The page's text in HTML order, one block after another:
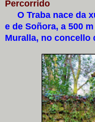
Percorrido
O Traba nace da
e de Soñora, a 500
Muralla, no concello